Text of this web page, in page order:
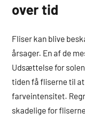
over tid
Fliser kan blive
årsager. En af de
Udsættelse for
tiden få fliserne til
farveintensitet.
skadelige for